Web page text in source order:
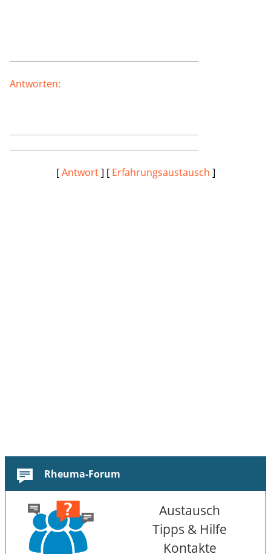
Antworten:
[Antwort] [ Erfahrungsaustausch ]
Rheuma-Forum
Austausch
Tipps & Hilfe
Kontakte